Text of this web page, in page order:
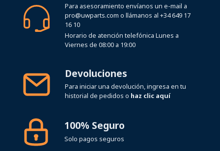
Para asesoramiento envíanos un e-mail a
pro@uwparts.com o llámanos al +34 649 17
16 10
Horario de atención telefónica Lunes a
Viernes de 08:00 a 19:00
Devoluciones
Para iniciar una devolución, ingresa en tu
historial de pedidos o haz clic aquí
100% Seguro
Solo pagos seguros